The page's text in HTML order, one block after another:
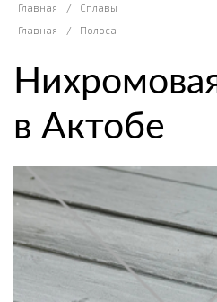
Главная /
Сплавы
Главная
/ Полоса
в Актобе